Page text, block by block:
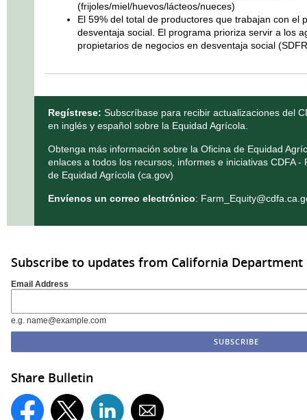
(frijoles/miel/huevos/lácteos/nueces)
El 59% del total de productores que trabajan con el
desventaja social. El programa prioriza servir a los
propietarios de negocios en desventaja social
Regístrese: Subscríbase para recibir actualizaciones del
en inglés y español sobre la Equidad Agrícola.
Obtenga más información sobre la Oficina de Equidad
enlaces a todos los recursos, informes e iniciativas CDFA -
de Equidad Agrícola (ca.gov)
Envíenos un correo electrónico:
Subscribe to updates from California
Email Address
e.g. name@example.com
Share Bulletin